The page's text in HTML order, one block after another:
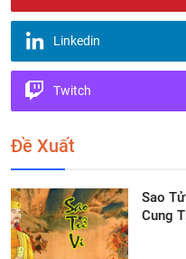
Linkedin
Twitch
Đề Xuất
Sao
Cung